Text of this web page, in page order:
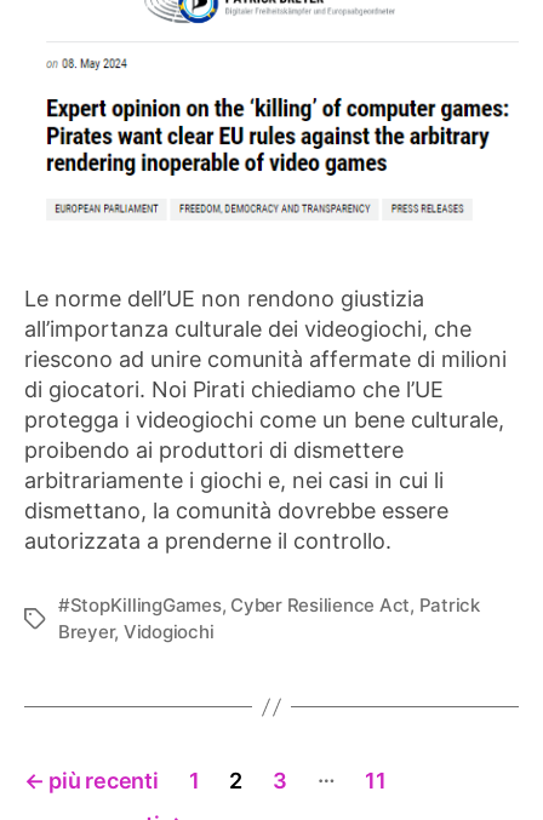
Le norme dell’UE non rendono giustizia
all’importanza culturale dei videogiochi, che
riescono ad unire comunità affermate di milioni
di giocatori. Noi Pirati chiediamo che l’UE
protegga i videogiochi come un bene culturale,
proibendo ai produttori di dismettere
arbitrariamente i giochi e, nei casi in cui li
dismettano, la comunità dovrebbe essere
autorizzata a prenderne il controllo.
Tag
#StopKillingGames, Cyber Resilience Act, Patrick
Breyer, Vidogiochi
Paginazione
← più recenti 1 2 3 …
11